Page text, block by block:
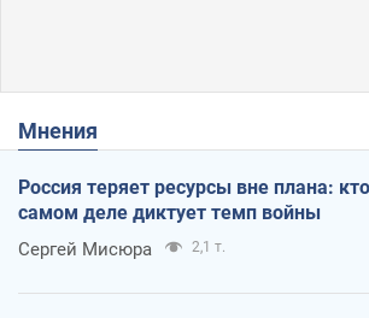
Мнения
Россия теряет ресурсы вне плана:
самом деле диктует темп войны
Сергей Мисюра 2,1 т.